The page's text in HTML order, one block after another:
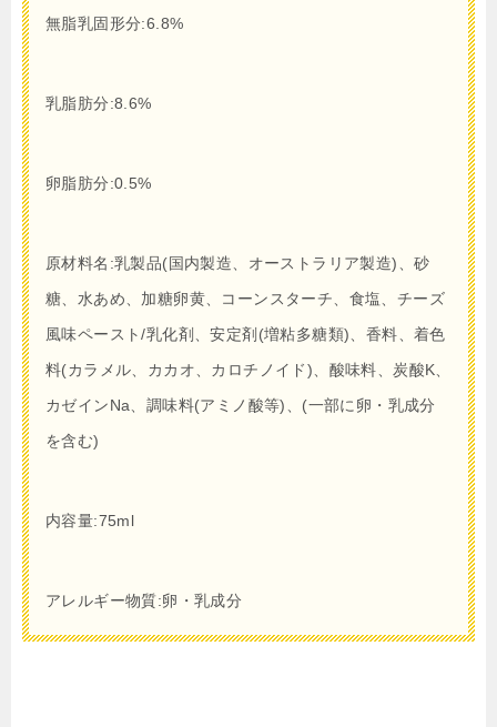
無脂乳固形分:6.8%
乳脂肪分:8.6%
卵脂肪分:0.5%
原材料名:乳製品(国内製造、オーストラリア製造)、砂
糖、水あめ、加糖卵黄、コーンスターチ、食塩、チーズ
風味ペースト/乳化剤、安定剤(増粘多糖類)、香料、着色
料(カラメル、カカオ、カロチノイド)、酸味料、炭酸K、
カゼインNa、調味料(アミノ酸等)、(一部に卵・乳成分
を含む)
内容量:75ml
アレルギー物質:卵・乳成分